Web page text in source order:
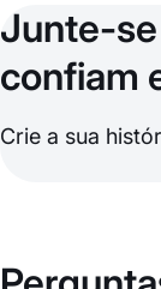
Junte-
confiam
Crie a sua